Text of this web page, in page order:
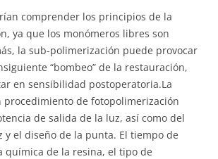
comprender los principios de la
ya que los monómeros libres son
la sub-polimerización puede provocar
“bombeo” de la restauración,
en sensibilidad postoperatoria.La
procedimiento de fotopolimerización
de salida de la luz, así como del
y el diseño de la punta. El tiempo de
química de la resina, el tipo de